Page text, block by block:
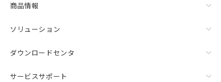
商品情報
ソリューション
ダウンロードセンタ
サービスサポート